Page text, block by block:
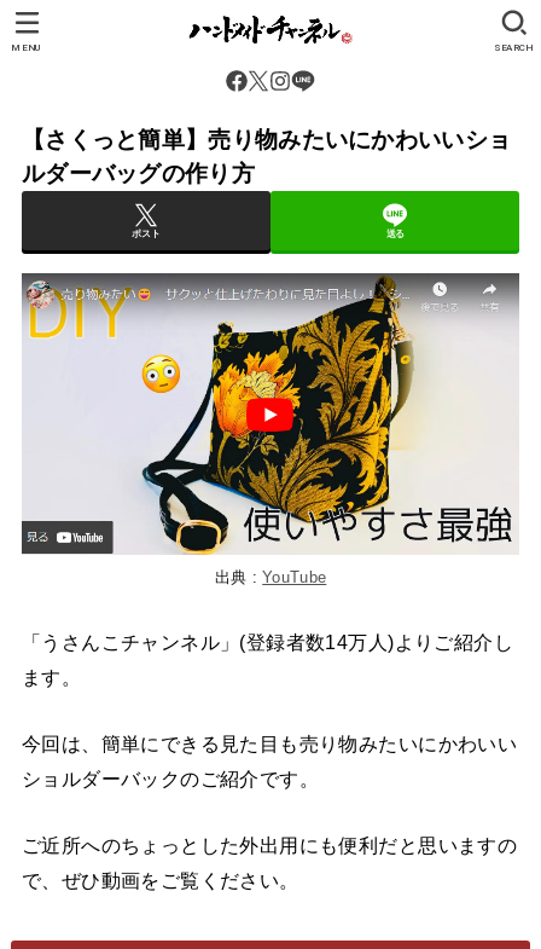
SEARCH
MENU
【さくっと簡単】売り物みたいにかわいいショ
ルダーバッグの作り方
ポスト 送る
出典 :YouTube
「うさんこチャンネル」(登録者数14万人)よりご紹介し
ます。
今回は、簡単にできる見た目も売り物みたいにかわいい
ショルダーバックのご紹介です。
ご近所へのちょっとした外出用にも便利だと思いますの
で、ぜひ動画をご覧ください。